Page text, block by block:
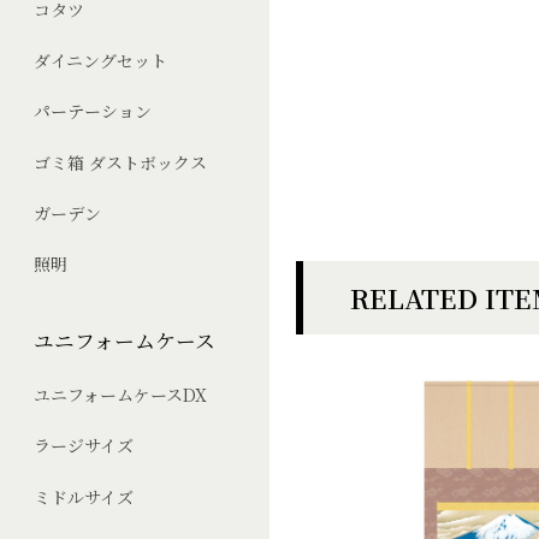
コタツ
ダイニングセット
パーテーション
ゴミ箱 ダストボックス
ガーデン
照明
ユニフォームケース
ユニフォームケースDX
ラージサイズ
ミドルサイズ
RELATED